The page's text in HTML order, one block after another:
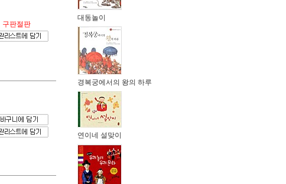
구판절판
대동놀이
경복궁에서의 왕의 하루
연이네 설맞이